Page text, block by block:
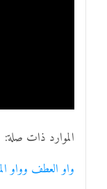
الموارد ذات صلة:
واو العطف وواو